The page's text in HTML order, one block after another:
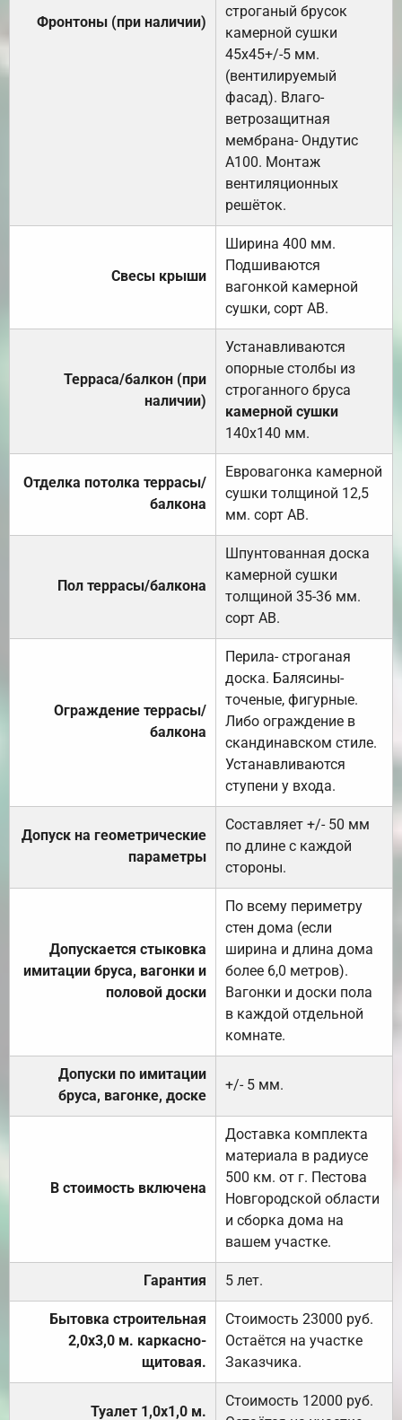
Фронтоны (при наличии)
строганый брусок
камерной сушки
45х45+/-5 мм.
(вентилируемый
фасад). Влаго-
ветрозащитная
мембрана- Ондутис
А100. Монтаж
вентиляционных
решёток.
Свесы крыши
Ширина 400 мм.
Подшиваются
вагонкой камерной
сушки, сорт АВ.
Терраса/балкон (при
наличии)
Устанавливаются
опорные столбы из
строганного бруса
камерной сушки
140х140 мм.
Отделка потолка террасы/
балкона
Евровагонка камерной
сушки толщиной 12,5
мм. сорт АВ.
Пол террасы/балкона
Шпунтованная доска
камерной сушки
толщиной 35-36 мм.
сорт АВ.
Ограждение террасы/
балкона
Перила- строганая
доска. Балясины-
точеные, фигурные.
Либо ограждение в
скандинавском стиле.
Устанавливаются
ступени у входа.
Допуск на геометрические
параметры
Составляет +/- 50 мм
по длине с каждой
стороны.
Допускается стыковка
имитации бруса, вагонки и
половой доски
По всему периметру
стен дома (если
ширина и длина дома
более 6,0 метров).
Вагонки и доски пола
в каждой отдельной
комнате.
Допуски по имитации
бруса, вагонке, доске
+/- 5 мм.
В стоимость включена
Доставка комплекта
материала в радиусе
500 км. от г. Пестова
Новгородской области
и сборка дома на
вашем участке.
Гарантия 5 лет.
Бытовка строительная
2,0х3,0 м. каркасно-
щитовая.
Стоимость 23000 руб.
Остаётся на участке
Заказчика.
Туалет 1,0х1,0 м.
Стоимость 12000 руб.